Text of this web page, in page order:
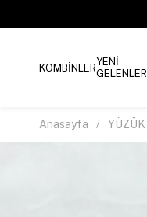
KOMBİNLERYENİ
GELENLER
Anasayfa YÜZÜK